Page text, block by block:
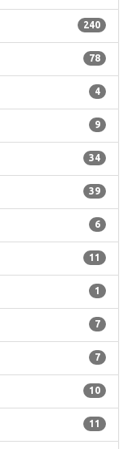
240
78
4
9
34
39
6
11
1
7
7
10
11